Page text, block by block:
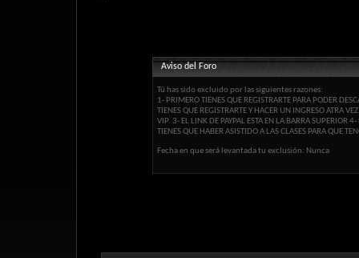
Aviso del Foro
Tú has sido excluido por las siguientes razones:
1- PRIMERO TIENES QUE REGISTRARTE PARA PODER
TIENES QUE REGISTRARTE Y HACER UN INGRESO ATRA
VIP. 3- EL LINK DE PAYPAL ESTA EN LA BARRA SUPERIOR
TIENES QUE HABER ASISTIDO A LAS CLASES PARA QUE
Fecha en que será levantada tu exclusión: Nunca